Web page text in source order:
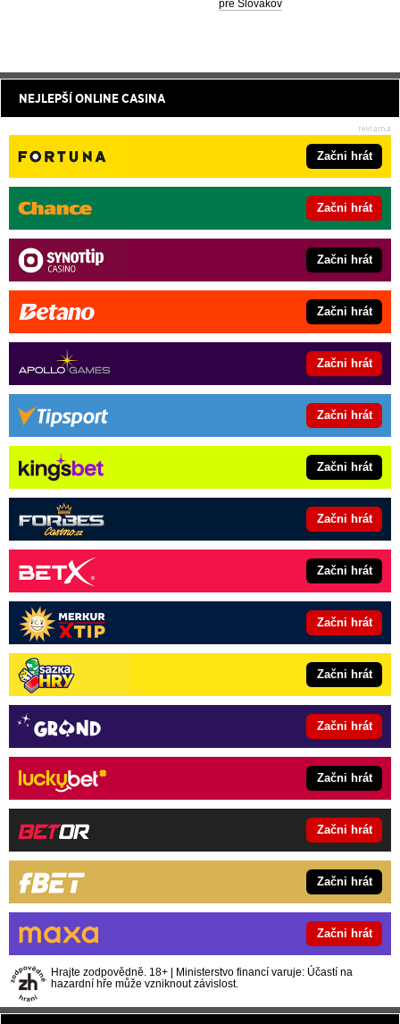
pre Slovákov
NEJLEPŠÍ ONLINE CASINA
Začni hrát
Začni hrát
Začni hrát
Začni hrát
Začni hrát
Začni hrát
Začni hrát
Začni hrát
Začni hrát
Začni hrát
Začni hrát
Začni hrát
Začni hrát
Začni hrát
Začni hrát
Začni hrát
Hrajte zodpovědně. 18+ | Ministerstvo financí varuje: Účastí na
hazardní hře může vzniknout závislost.